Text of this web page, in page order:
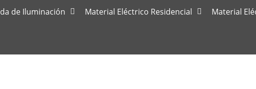
de Iluminación Material Eléctrico Residencial Material